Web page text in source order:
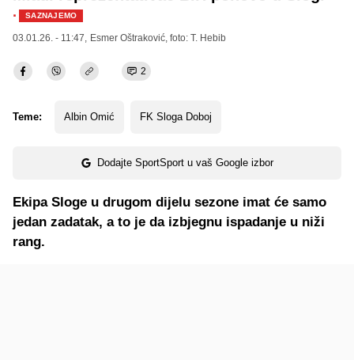
· SAZNAJEMO
03.01.26. - 11:47, Esmer Oštraković , foto: T. Hebib
2
Teme: Albin Omić FK Sloga Doboj
Dodajte SportSport u vaš Google izbor
Ekipa Sloge u drugom dijelu sezone imat će samo
jedan zadatak, a to je da izbjegnu ispadanje u niži
rang.